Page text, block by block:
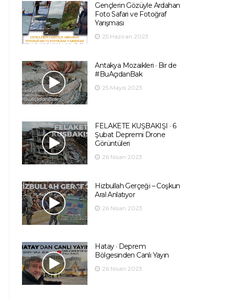
Gençlerin Gözüyle Ardahan
Foto Safari ve Fotoğraf
Yarışması
25 Haziran 2023
Antakya Mozaikleri · Bir de
#BuAçıdanBak
25 Mayıs 2023
FELAKETE KUŞBAKIŞI · 6
Şubat Depremi Drone
Görüntüleri
26 Nisan 2023
Hizbullah Gerçeği – Coşkun
Aral Anlatıyor
26 Nisan 2023
Hatay · Deprem
Bölgesinden Canlı Yayın
26 Nisan 2023